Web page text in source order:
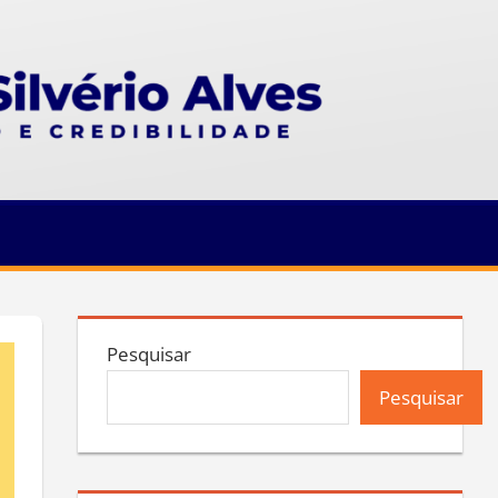
Pesquisar
Pesquisar